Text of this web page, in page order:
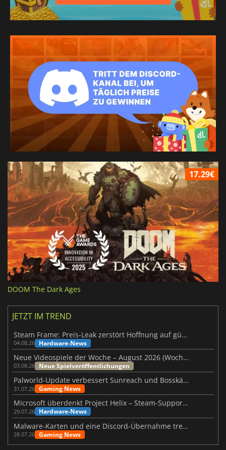
17.29€
DOOM The Dark Ages
JETZT IM TREND
Steam Frame: Preis-Leak zerstört Hoffnung auf günstiges VR-Headset
04.08.26 Hardware-News
Neue Videospiele der Woche – August 2026 (Woche 32)
03.08.26 Neue Spielveröffentlichungen
Palworld-Update verbessert Sunreach und Bosskämpfe deutlich
31.07.26 Gaming News
Microsoft überdenkt Project Helix – Steam-Support gefährdet
29.07.26 Hardware-News
Malware-Karten und eine Discord-Übernahme treffen Meccha Chameleon
28.07.26 Gaming News